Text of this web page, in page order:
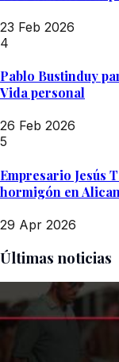
23 Feb 2026
4
Pablo Bustinduy
Vida personal
26 Feb 2026
5
Empresario Jesús
hormigón en
29 Apr 2026
Últimas noticias